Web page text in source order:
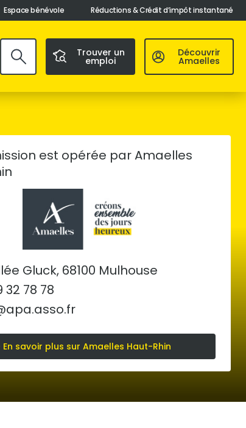
Espace bénévole Réductions & Crédit d’impôt instantané
Trouver un
emploi
Découvrir
Amaelles
Valider
est opérée par Amaelles
Gluck, 68100 Mulhouse
32 78 78
En savoir plus sur Amaelles Haut-Rhin